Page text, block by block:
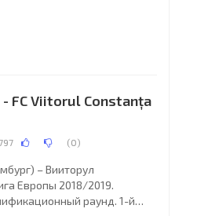
31871). Главный судья:
- FC Viitorul Constanța
(0)
– Вииторул
Европы 2018/2019.
раунд. 1-й